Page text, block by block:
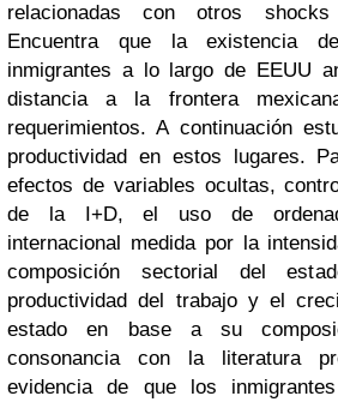
relacionadas con otros
Encuentra que la existencia
inmigrantes a lo largo de EEUU
distancia a la frontera
requerimientos. A continuación
productividad en estos lugares.
efectos de variables ocultas,
de la I+D, el uso de
internacional medida por la
composición sectorial del
productividad del trabajo y el
estado en base a su
consonancia con la literatura
evidencia de que los